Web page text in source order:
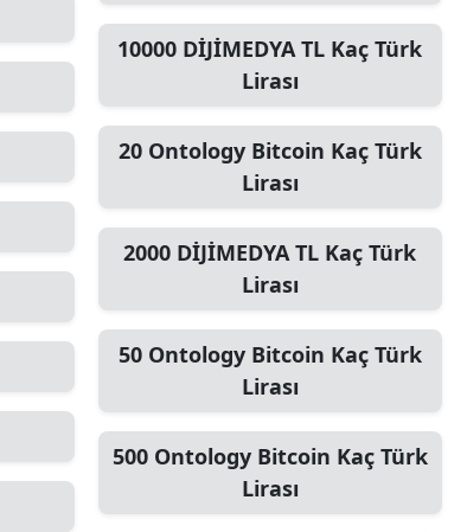
Çorum
Denizli
Diyarbakır
Edirne
Erzincan
Erzurum
Eskişehir
Gaziantep
Giresun
10000 DİJİMEDYA TL Kaç Türk
Lirası
20 Ontology Bitcoin Kaç Türk
Lirası
2000 DİJİMEDYA TL Kaç Türk
Lirası
50 Ontology Bitcoin Kaç Türk
Lirası
500 Ontology Bitcoin Kaç Türk
Lirası